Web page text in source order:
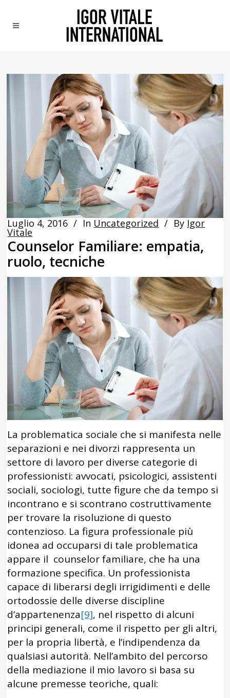
Luglio 4, 2016 In Uncategorized By Igor
Vitale
Counselor Familiare: empatia,
ruolo, tecniche
La problematica sociale che si manifesta nelle
separazioni e nei divorzi rappresenta un
settore di lavoro per diverse categorie di
professionisti: avvocati, psicologici, assistenti
sociali, sociologi, tutte figure che da tempo si
incontrano e si scontrano costruttivamente
per trovare la risoluzione di questo
contenzioso. La figura professionale più
idonea ad occuparsi di tale problematica
appare il counselor familiare, che ha una
formazione specifica. Un professionista
capace di liberarsi degli irrigidimenti e delle
ortodossie delle diverse discipline
d’appartenenza[9], nel rispetto di alcuni
principi generali, come il rispetto per gli altri,
per la propria libertà, e l’indipendenza da
qualsiasi autorità. Nell’ambito del percorso
della mediazione il mio lavoro si basa su
alcune premesse teoriche, quali: